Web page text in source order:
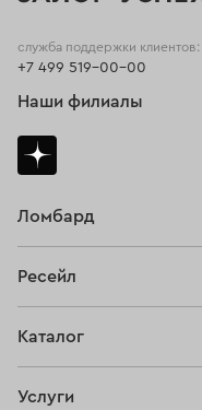
Ломбард
Тарифы
Ресейл
Купить
Каталог
Услуги
служба поддержки клиентов:
+7 499 519-00-00
Наши филиалы